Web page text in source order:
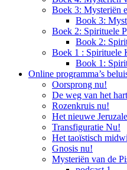
Boek 3: Mysteriën
Book 3:
Boek 2: Spirituele
Book 2:
Boek 1 : Spirituele
Book 1:
Online programma’s
Oorsprong nu!
De weg van het
Rozenkruis nu!
Het nieuwe
Transfiguratie Nu!
Het taoïstisch
Gnosis nu!
Mysteriën van de